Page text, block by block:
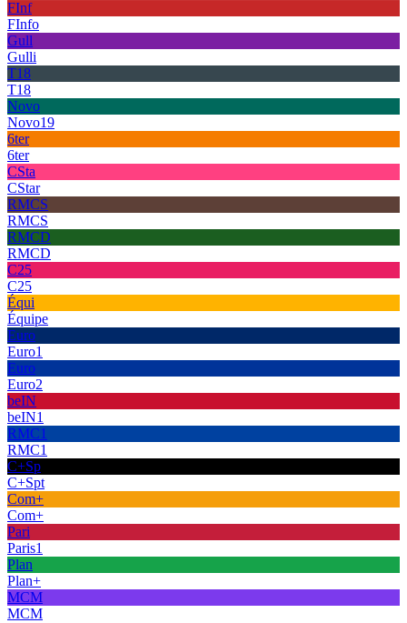
FInf
FInfo
Gull
Gulli
T18
T18
Novo
Novo19
6ter
6ter
CSta
CStar
RMCS
RMCS
RMCD
RMCD
C25
C25
Équi
Équipe
Euro
Euro1
Euro
Euro2
beIN
beIN1
RMC1
RMC1
C+Sp
C+Spt
Com+
Com+
Pari
Paris1
Plan
Plan+
MCM
MCM